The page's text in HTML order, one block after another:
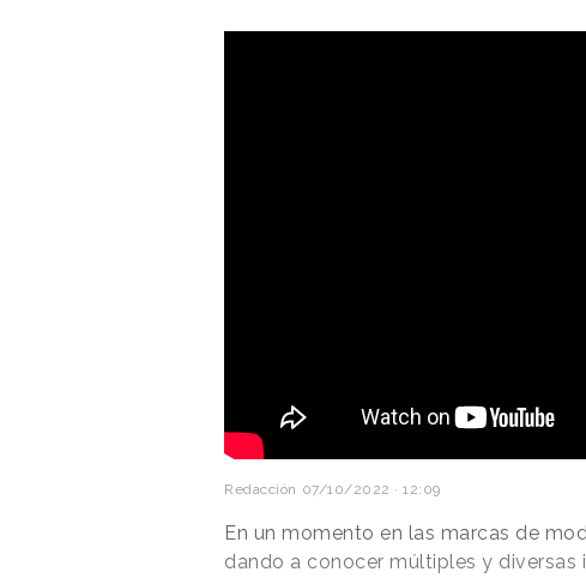
Redacción 07/10/2022 · 12:09
En un momento en las marcas de
dando a conocer múltiples y diversas